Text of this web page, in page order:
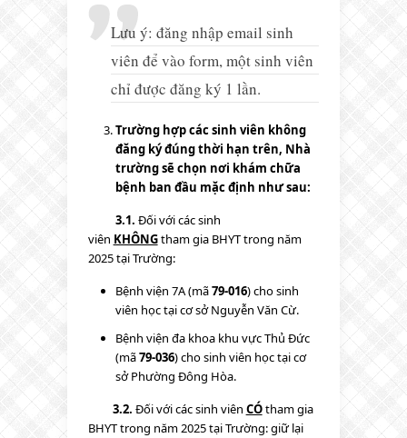
Lưu ý: đăng nhập email sinh
viên để vào form, một sinh viên
chỉ được đăng ký 1 lần.
Trường hợp các sinh viên không
đăng ký đúng thời hạn trên, Nhà
trường sẽ chọn nơi khám chữa
bệnh ban đầu mặc định như sau:
3.1. Đối với các sinh
viên KHÔNGtham gia BHYT trong năm
2025 tại Trường:
Bệnh viện 7A (mã79-016) cho sinh
viên học tại cơ sở Nguyễn Văn Cừ.
Bệnh viện đa khoa khu vực Thủ Đức
(mã79-036) cho sinh viên học tại cơ
sở Phường Đông Hòa.
3.2. Đối với các sinh viên CÓtham gia
BHYT trong năm 2025 tại Trường: giữ lại